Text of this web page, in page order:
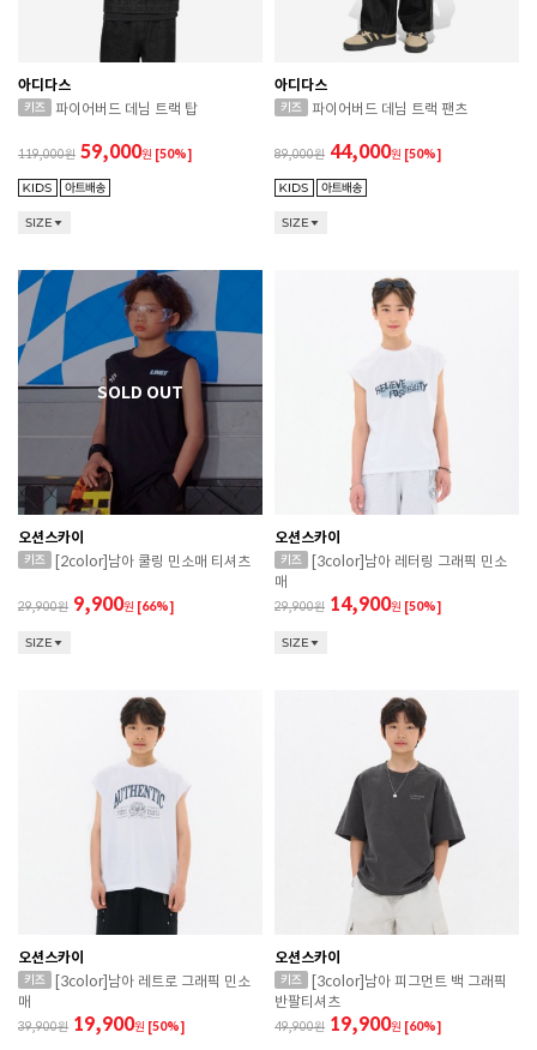
아디다스
파이어버드 데님 트랙 탑
119,000 59,000원 [50%]
SIZE
아디다스
파이어버드 데님 트랙 팬츠
89,000 44,000원 [50%]
SIZE
오션스카이
[2color]남아 쿨링 민소매 티셔츠
29,900 9,900원 [66%]
SIZE
오션스카이
[3color]남아 레터링 그래픽 민소
매
29,900 14,900원 [50%]
SIZE
오션스카이
[3color]남아 레트로 그래픽 민소
매
39,900 19,900원 [50%]
오션스카이
[3color]남아 피그먼트 백 그래픽
반팔티셔츠
49,900 19,900원 [60%]